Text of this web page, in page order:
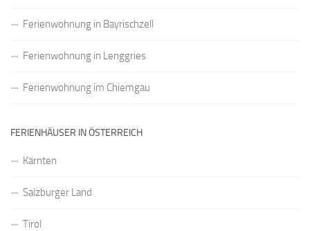
Ferienwohnung in Bayrischzell
Ferienwohnung in Lenggries
Ferienwohnung im Chiemgau
FERIENHÄUSER IN ÖSTERREICH
Kärnten
Salzburger Land
Tirol